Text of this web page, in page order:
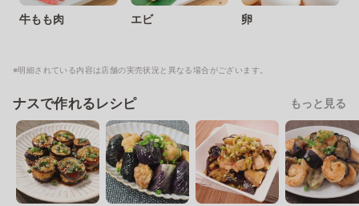
牛もも肉 エビ 卵
※明細されている内容は店舗の実売状況と異なる場合がございます。
ナスで作れるレシピ もっと見る